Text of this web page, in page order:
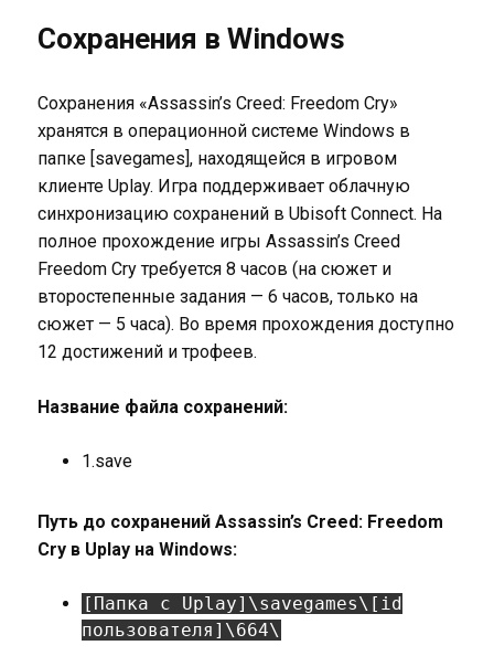
Сохранения в Windows
Сохранения «Assassin’s Creed: Freedom Cry»
хранятся в операционной системе Windows в
папке [savegames], находящейся в игровом
клиенте Uplay. Игра поддерживает облачную
синхронизацию сохранений в Ubisoft Connect. На
полное прохождение игры Assassin’s Creed
Freedom Cry требуется 8 часов (на сюжет и
второстепенные задания — 6 часов, только на
сюжет — 5 часа). Во время прохождения доступно
12 достижений и трофеев.
Название файла сохранений:
1.save
Путь до сохранений Assassin’s Creed: Freedom
Cry в Uplay на Windows:
[Папка с Uplay]\savegames\[id
пользователя]\664\